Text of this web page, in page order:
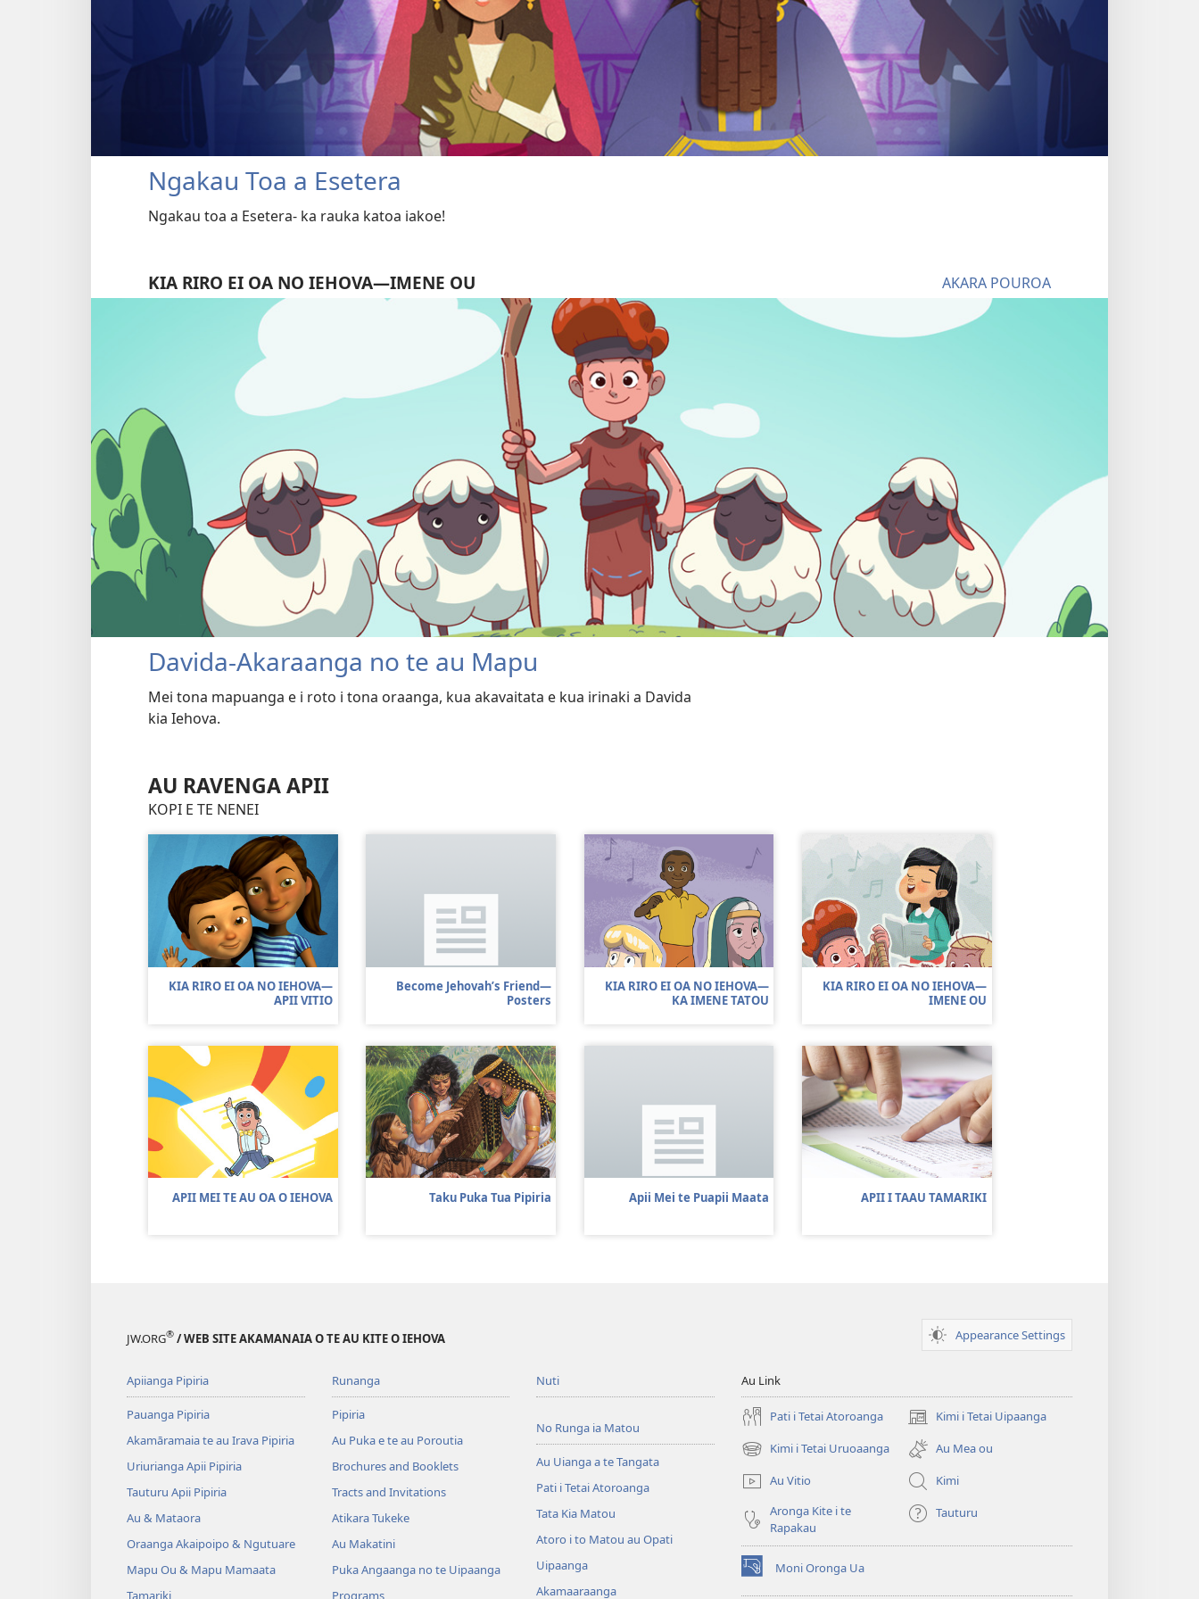
Ngakau Toa a Esetera
Ngakau toa a Esetera- ka rauka katoa iakoe!
KIA RIRO EI OA NO IEHOVA​—IMENE OU AKARA POUROA
Davida-Akaraanga no te au Mapu
Mei tona mapuanga e i roto i tona oraanga, kua akavaitata e kua irinaki a Davida
kia Iehova.
AU RAVENGA APII
KOPI E TE NENEI
KIA RIRO EI OA NO IEHOVA​—
APII VITIO
Become Jehovah’s Friend—
Posters
KIA RIRO EI OA NO IEHOVA​—
KA IMENE TATOU
KIA RIRO EI OA NO IEHOVA​—
IMENE OU
APII MEI TE AU OA O IEHOVA Taku Puka Tua Pipiria Apii Mei te Puapii Maata APII I TAAU TAMARIKI
JW.ORG® / WEB SITE AKAMANAIA O TE AU KITE O IEHOVA Appearance Settings
Apiianga Pipiria
Pauanga Pipiria
Akamāramaia te au Irava Pipiria
Uriurianga Apii Pipiria
Tauturu Apii Pipiria
Au & Mataora
Oraanga Akaipoipo & Ngutuare
Mapu Ou & Mapu Mamaata
Tamariki
Runanga
Pipiria
Au Puka e te au Poroutia
Brochures and Booklets
Tracts and Invitations
Atikara Tukeke
Au Makatini
Puka Angaanga no te Uipaanga
Programs
Nuti
No Runga ia Matou
Au Uianga a te Tangata
Pati i Tetai Atoroanga
Tata Kia Matou
Atoro i to Matou au Opati
Uipaanga
Akamaaraanga
Au Link
Pati i Tetai Atoroanga Kimi i Tetai Uipaanga
(opens
new
window)
Kimi i Tetai Uruoaanga
(opens
new
window)
Au Mea ou
Au Vitio
Kimi
Aronga Kite i te
Rapakau
Tauturu
Moni Oronga Ua
(opens
new